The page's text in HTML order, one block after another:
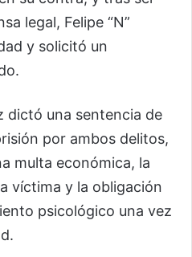
legal, Felipe “N”
y solicitó un
dictó una sentencia de
por ambos delitos,
multa económica, la
víctima y la obligación
psicológico una vez